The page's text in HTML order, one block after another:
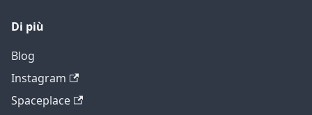
Di più
Blog
Instagram
Spaceplace